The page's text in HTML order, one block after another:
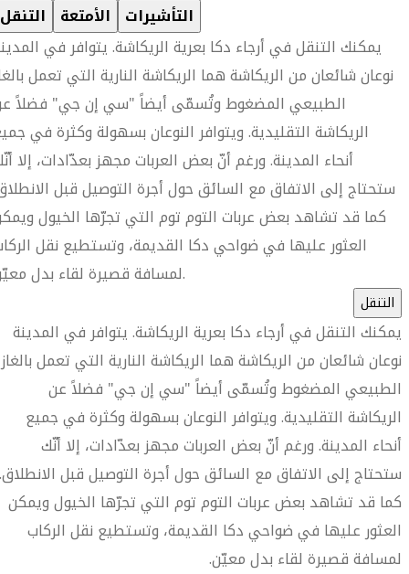
التنقل الأمتعة التأشيرات
يمكنك التنقل في أرجاء دكا بعرية الريكاشة. يتوافر في
نوعان شائعان من الريكاشة هما الريكاشة النارية التي تعمل
الطبيعي المضغوط وتُسمّى أيضاً "سي إن جي" فضلاً
الريكاشة التقليدية. ويتوافر النوعان بسهولة وكثرة في
أنحاء المدينة. ورغم أنّ بعض العربات مجهز بعدّادات، إلا
ستحتاج إلى الاتفاق مع السائق حول أجرة التوصيل قبل
كما قد تشاهد بعض عربات التوم توم التي تجرّها الخيول
العثور عليها في ضواحي دكا القديمة، وتستطيع نقل
لمسافة قصيرة لقاء بدل معيّن.
التنقل
يمكنك التنقل في أرجاء دكا بعرية الريكاشة. يتوافر في المدينة
نوعان شائعان من الريكاشة هما الريكاشة النارية التي تعمل بالغاز
الطبيعي المضغوط وتُسمّى أيضاً "سي إن جي" فضلاً عن
الريكاشة التقليدية. ويتوافر النوعان بسهولة وكثرة في جميع
أنحاء المدينة. ورغم أنّ بعض العربات مجهز بعدّادات، إلا أنّك
ستحتاج إلى الاتفاق مع السائق حول أجرة التوصيل قبل الانطلاق.
كما قد تشاهد بعض عربات التوم توم التي تجرّها الخيول ويمكن
العثور عليها في ضواحي دكا القديمة، وتستطيع نقل الركاب
لمسافة قصيرة لقاء بدل معيّن.